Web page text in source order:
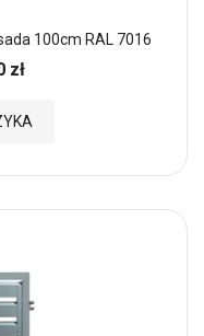
100cm RAL 7016
zł